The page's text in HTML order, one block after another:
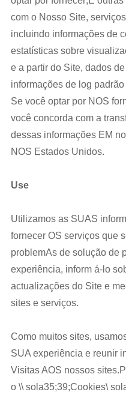
com o Nosso Site,
incluindo informações de
estatísticas sobre
e a partir do Site, dados
informações de log
Se você optar por NOS
você concorda com a
dessas informações EM
NOS Estados Unidos.
Use
Utilizamos as SUAS
fornecer OS serviços que
problemAs de solução de
experiência, inform á-lo
actualizações do Site e
sites e serviços.
Como muitos sites,
SUA experiência e reunir
Visitas AOS nossos
o \\ sola35;39;Cookies\